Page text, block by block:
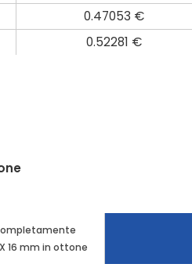
0.47053 €
0.52281 €
16 mm in ottone